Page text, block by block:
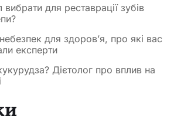
вибрати для реставрації зубів
для здоров’я, про які вас
експерти
Дієтолог про вплив на